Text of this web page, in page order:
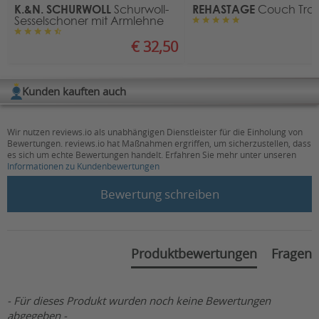
Gesamthöhe (in cm):
112
189
Sitzhöhe (in cm):
57
Sitztiefe (in cm):
61
Sitzbreite (in cm):
58
Sitzfläche (in cm):
77
174
Optik:
klassisch
K.&N. SCHURWOLLSchurwoll-
Sesselschoner mit Armlehne
€ 32,50
REHASTAGE Couch
Kunden kauften auch
Wir nutzen reviews.io als unabhängigen Dienstleister für die Einholung von
Bewertungen. reviews.io hat Maßnahmen ergriffen, um sicherzustellen, dass
es sich um echte Bewertungen handelt. Erfahren Sie mehr unter unseren
Informationen zu Kundenbewertungen
Bewertung schreiben
Produktbewertungen Fragen
- Für dieses Produkt wurden noch keine Bewertungen
abgegeben -